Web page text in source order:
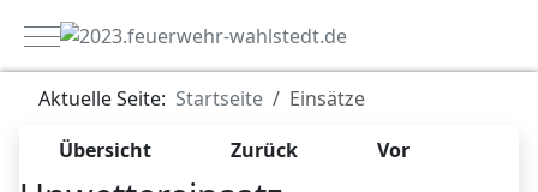
Mobile Menu Toggle
Aktuelle Seite: Startseite
Einsätze
Übersicht
Zurück Vor